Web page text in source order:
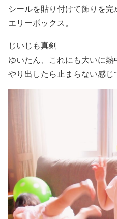
シールを貼り付けて飾りを
エリーボックス。
じいじも真剣
ゆいたん、これにも大いに熱
やり出したら止まらない感